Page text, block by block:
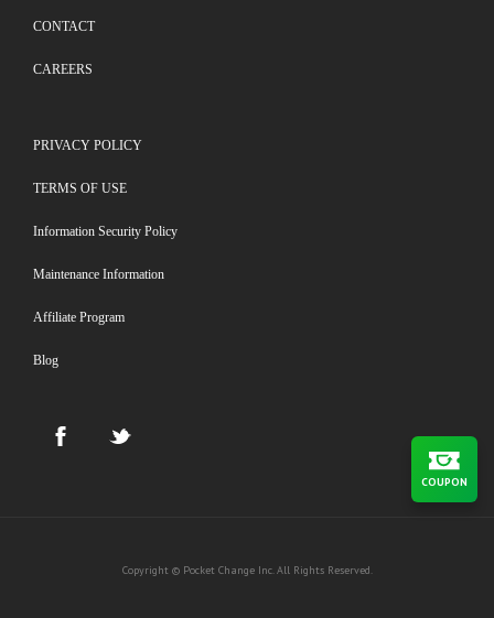
CONTACT
CAREERS
PRIVACY POLICY
TERMS OF USE
Information Security Policy
Maintenance Information
Affiliate Program
Blog
Copyright © Pocket Change Inc. All Rights Reserved.
COUPON